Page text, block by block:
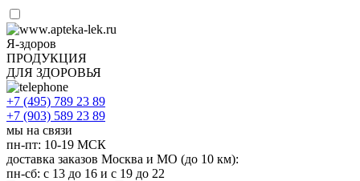
Я-здоров
ПРОДУКЦИЯ
ДЛЯ ЗДОРОВЬЯ
+7 (495) 789 23 89
+7 (903) 589 23 89
мы на связи
пн-пт: 10-19 МСК
доставка заказов Москва и МО (до 10 км):
пн-сб: с 13 до 16 и с 19 до 22